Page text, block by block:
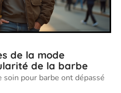
de la mode
de la barbe
pour barbe ont dépassé